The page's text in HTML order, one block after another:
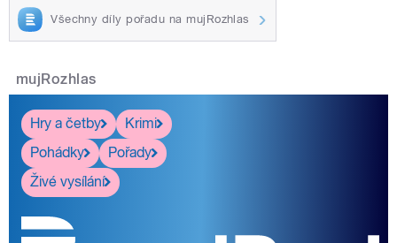
Všechny díly pořadu na mujRozhlas
mujRozhlas
Hry a četby
Krimi
Pohádky
Pořady
Živé vysílání